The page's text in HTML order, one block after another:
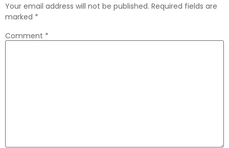
Your email address will not be published. Required fields are
marked *
Comment *